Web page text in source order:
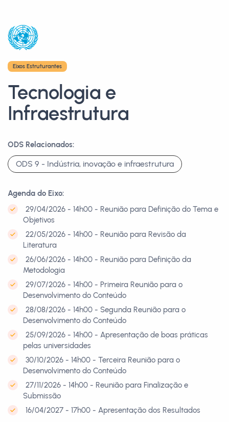
Eixos Estruturantes
Tecnologia e
Infraestrutura
ODS Relacionados:
ODS 9 - Indústria, inovação e infraestrutura
Agenda do Eixo:
29/04/2026 - 14h00 - Reunião para Definição do Tema e
Objetivos
22/05/2026 - 14h00 - Reunião para Revisão da
Literatura
26/06/2026 - 14h00 - Reunião para Definição da
Metodologia
29/07/2026 - 14h00 - Primeira Reunião para o
Desenvolvimento do Conteúdo
28/08/2026 - 14h00 - Segunda Reunião para o
Desenvolvimento do Conteúdo
25/09/2026 - 14h00 - Apresentação de boas práticas
pelas universidades
30/10/2026 - 14h00 - Terceira Reunião para o
Desenvolvimento do Conteúdo
27/11/2026 - 14h00 - Reunião para Finalização e
Submissão
16/04/2027 - 17h00 - Apresentação dos Resultados